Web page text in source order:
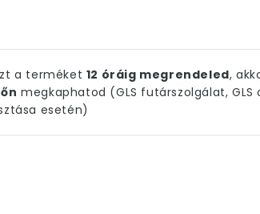
a terméket 12 óráig megrendeled,
megkaphatod (GLS futárszolgálat,
esetén)